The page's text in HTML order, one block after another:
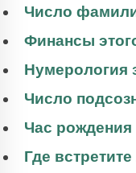
Число
Финансы
Нумерология
Число
Час рождения
Где